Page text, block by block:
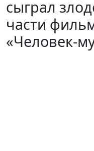
сыграл
части
«Человек-